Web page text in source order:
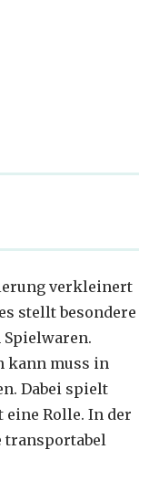
verkleinert
stellt besondere
kann muss in
Dabei spielt
eine Rolle. In der
transportabel